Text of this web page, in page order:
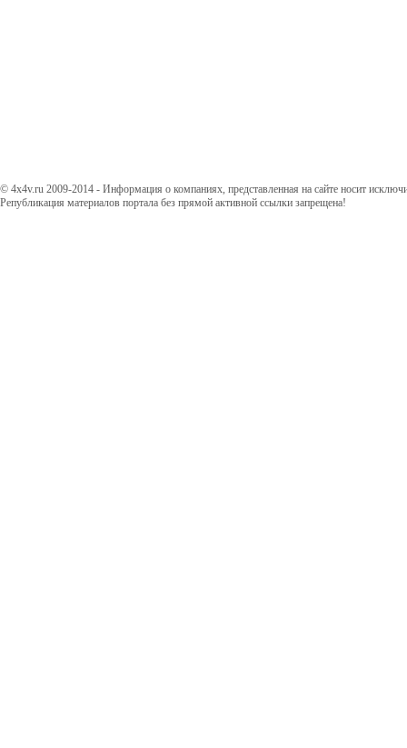
© 4x4v.ru 2009-2014 - Информация о компаниях, представленная на сайте носит
Републикация материалов портала без прямой активной ссылки запрещена!